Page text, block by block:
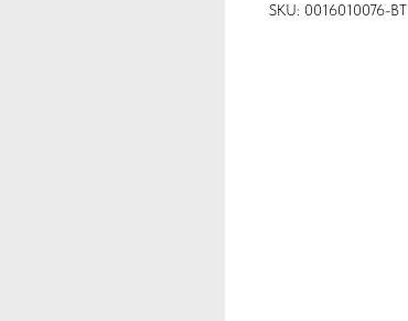
SKU: 0016010076-BT